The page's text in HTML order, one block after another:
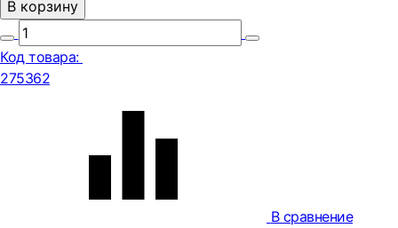
В корзину
Код товара:
275362
В сравнение